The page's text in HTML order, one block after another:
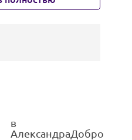
в
АлександраДобро